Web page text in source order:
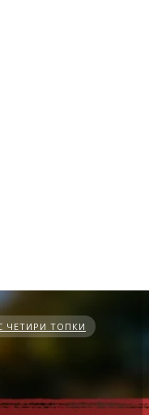
ЧЕТИРИ ТОПКИ